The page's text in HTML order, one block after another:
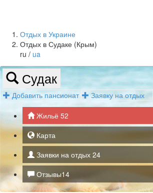
Отдых в Украине
Отдых в Судаке (Крым)
ru / ua
Судак
Добавить пансионат Заявку на отдых
Жильё 52
Карта
Заявки на отдых 24
Отзывы14